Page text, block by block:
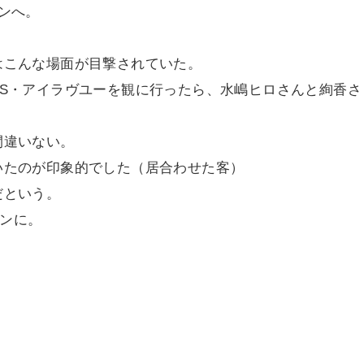
へ。
んな場面が目撃されていた。
アイラヴユーを観に行ったら、水嶋ヒロさんと絢香さ
いない。
のが印象的でした（居合わせた客）
いう。
に。